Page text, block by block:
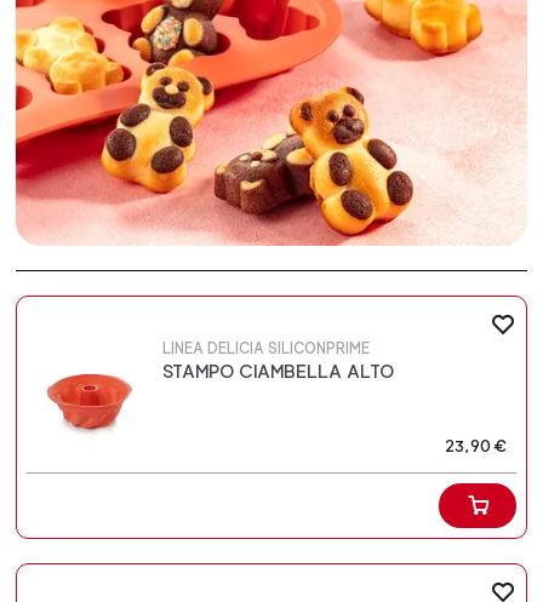
LINEA DELICIA SILICONPRIME
STAMPO CIAMBELLA ALTO
23,90 €